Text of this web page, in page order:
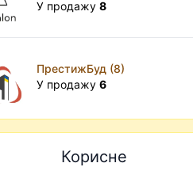
У продажу8
ПрестижБуд (8)
У продажу6
Корисне